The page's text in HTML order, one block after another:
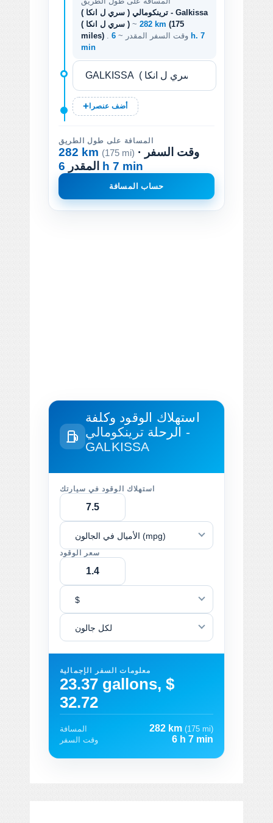
ترينكومالي ( سري ل انكا ) - Galkissa
( سري ل انكا ) ~ 282 km (175
miles)
. وقت السفر المقدر ~ 6 h. 7
min
أضف عنصرا
المسافة على طول الطريق
282 km (175 mi) · وقت السفر
المقدر 6 h 7 min
حساب المسافة
استهلاك الوقود وكلفة
الرحلة ترينكومالي -
GALKISSA
استهلاك الوقود في سيارتك
الأميال في الجالون (mpg)
سعر الوقود
$
لكل جالون
معلومات السفر الإجمالية
23.37 gallons, $
32.72
المسافة 282 km (175 mi)
وقت السفر
6 h 7 min